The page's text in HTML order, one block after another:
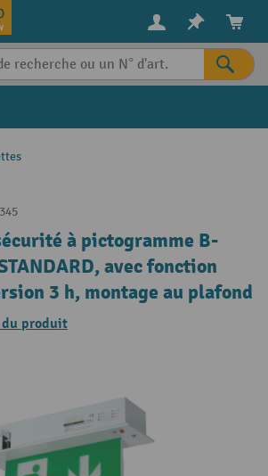
à pictogramme B-
avec fonction
3 h, montage au plafond
produit